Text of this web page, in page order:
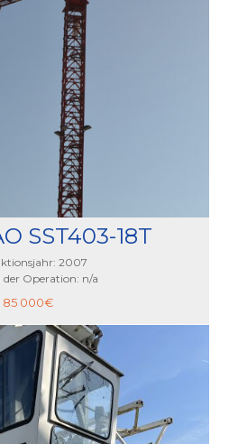
SST403-18T
2007
der Operation: n/a
85 000€